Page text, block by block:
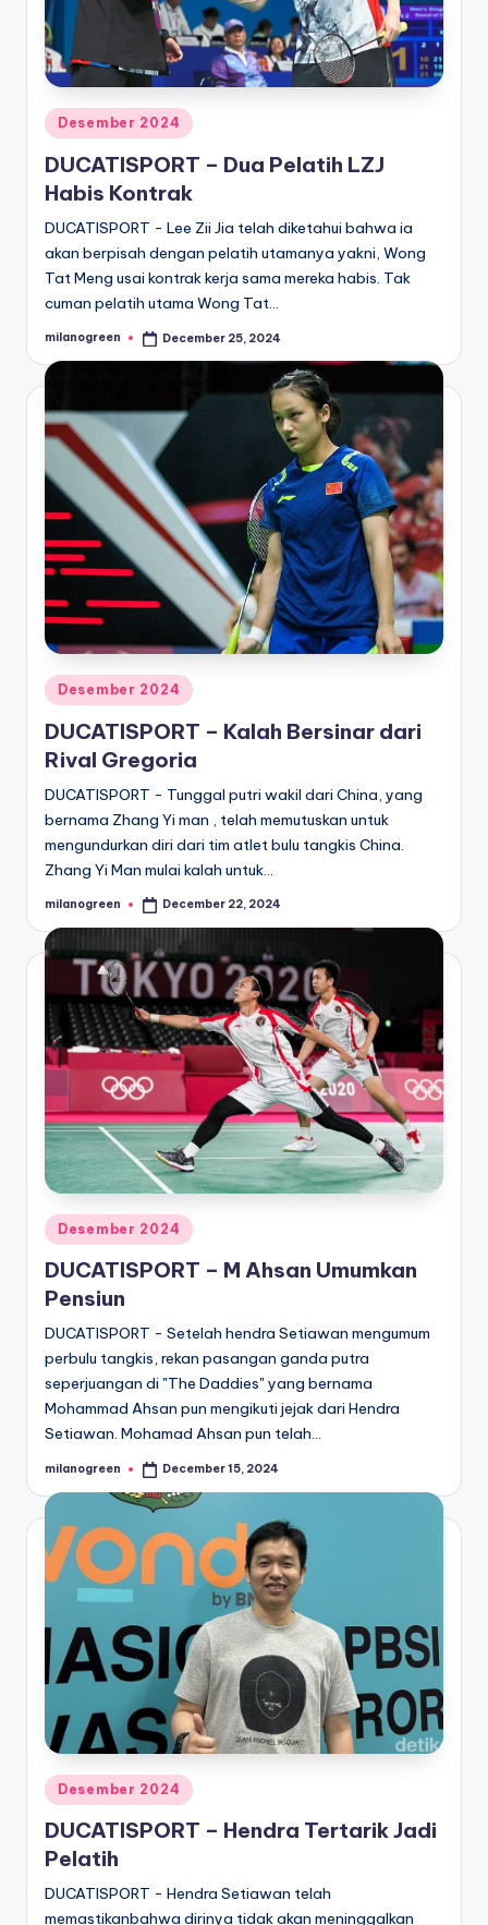
Posted
Desember 2024
DUCATISPORT – Dua Pelatih LZJ
Habis Kontrak
DUCATISPORT - Lee Zii Jia telah diketahui bahwa ia
akan berpisah dengan pelatih utamanya yakni, Wong
Tat Meng usai kontrak kerja sama mereka habis. Tak
cuman pelatih utama Wong Tat…
Posted
milanogreen December 25, 2024
Posted
in
Desember 2024
DUCATISPORT – Kalah Bersinar dari
Rival Gregoria
DUCATISPORT - Tunggal putri wakil dari China, yang
bernama Zhang Yi man , telah memutuskan untuk
mengundurkan diri dari tim atlet bulu tangkis China.
Zhang Yi Man mulai kalah untuk…
Posted
milanogreen December 22, 2024
Posted
in
Desember 2024
DUCATISPORT – M Ahsan Umumkan
Pensiun
DUCATISPORT - Setelah hendra Setiawan mengumum
perbulu tangkis, rekan pasangan ganda putra
seperjuangan di "The Daddies" yang bernama
Mohammad Ahsan pun mengikuti jejak dari Hendra
Setiawan. Mohamad Ahsan pun telah…
Posted
milanogreen December 15, 2024
Posted
in
Desember 2024
DUCATISPORT – Hendra Tertarik Jadi
Pelatih
DUCATISPORT - Hendra Setiawan telah
memastikanbahwa dirinya tidak akan meninggalkan